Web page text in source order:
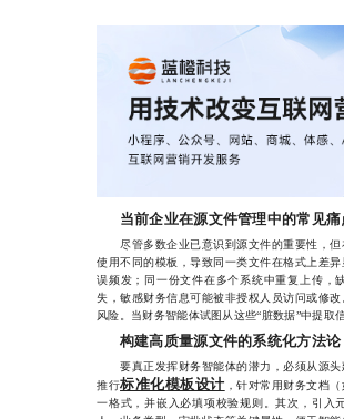
当前企业在源文件管理中的常见痛
尽管多数企业已意识到源文件的重要性，但
使用不同的模板，导致同一类文件在格式上差
误频发；同一份文件在多个系统中重复上传，
失，敏感财务信息可能被非授权人员访问或修
风险。当财务智能体试图从这些“脏数据”中提取
构建高质量源文件的系统化方法论
要真正发挥财务智能体的潜力，必须从源头
推行标准化模板设计 ，针对常用财务文档
一格式，并嵌入必填项校验规则。其次，引入